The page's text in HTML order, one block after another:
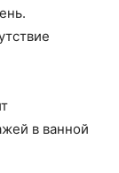
в ванной